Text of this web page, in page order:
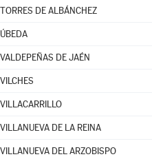
TORRES DE ALBÁNCHEZ
ÚBEDA
VALDEPEÑAS DE JAÉN
VILCHES
VILLACARRILLO
VILLANUEVA DE LA REINA
VILLANUEVA DEL ARZOBISPO